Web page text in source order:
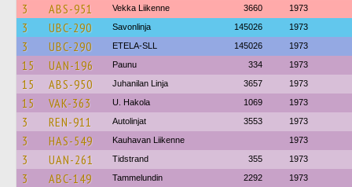
3 ABS-951 Vekka Liikenne 3660 1973
3 UBC-290 Savonlinja 145026 1973
3 UBC-290 ETELA-SLL 145026 1973
15 UAN-196 Paunu 334 1973
15 ABS-950 Juhanilan Linja 3657 1973
15 VAK-363 U. Hakola 1069 1973
3 REN-911 Autolinjat 3553 1973
3 HAS-549 Kauhavan Liikenne 1973
3 UAN-261 Tidstrand 355 1973
3 ABC-149 Tammelundin 2292 1973